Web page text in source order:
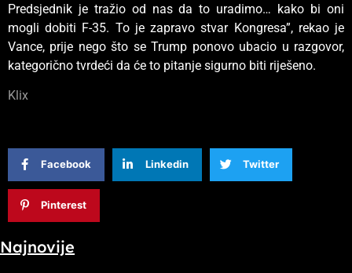
Predsjednik je tražio od nas da to uradimo… kako bi oni
mogli dobiti F-35. To je zapravo stvar Kongresa”, rekao je
Vance, prije nego što se Trump ponovo ubacio u razgovor,
kategorično tvrdeći da će to pitanje sigurno biti riješeno.
Klix
Facebook Linkedin Twitter
Pinterest
Najnovije